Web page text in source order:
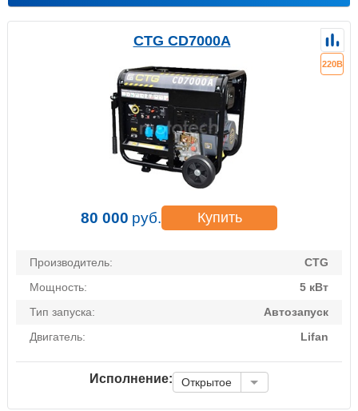
CTG CD7000A
220В
80 000 руб. Купить
Производитель:
CTG
Мощность:
5 кВт
Тип запуска:
Автозапуск
Двигатель:
Lifan
Исполнение: Открытое